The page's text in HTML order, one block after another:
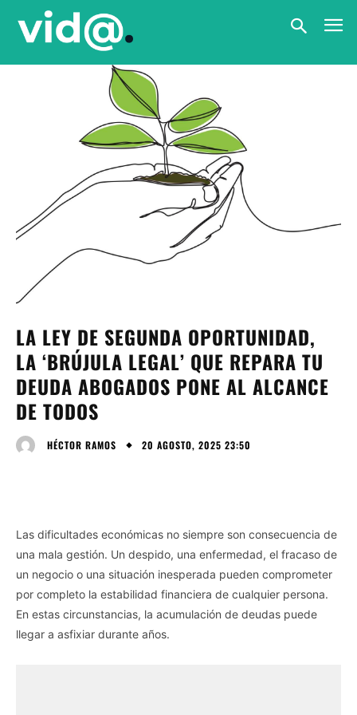
LA LEY DE SEGUNDA OPORTUNIDAD,
LA ‘BRÚJULA LEGAL’ QUE REPARA TU
DEUDA ABOGADOS PONE AL ALCANCE
DE TODOS
HÉCTOR RAMOS 20 AGOSTO, 2025 23:50
Las dificultades económicas no siempre son consecuencia de
una mala gestión. Un despido, una enfermedad, el fracaso de
un negocio o una situación inesperada pueden comprometer
por completo la estabilidad financiera de cualquier persona.
En estas circunstancias, la acumulación de deudas puede
llegar a asfixiar durante años.